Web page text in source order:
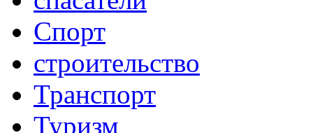
Спорт
строительство
Транспорт
Туризм